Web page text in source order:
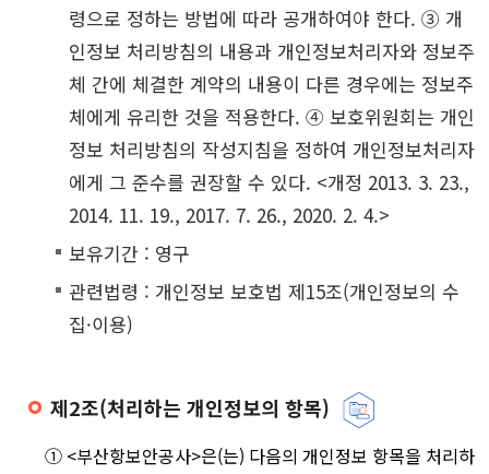
령으로 정하는 방법에 따라 공개하여야 한다. ③ 개
인정보 처리방침의 내용과 개인정보처리자와 정보주
체 간에 체결한 계약의 내용이 다른 경우에는 정보주
체에게 유리한 것을 적용한다. ④ 보호위원회는 개인
정보 처리방침의 작성지침을 정하여 개인정보처리자
에게 그 준수를 권장할 수 있다. <개정 2013. 3. 23.,
2014. 11. 19., 2017. 7. 26., 2020. 2. 4.>
보유기간 : 영구
관련법령 : 개인정보 보호법 제15조(개인정보의 수
집·이용)
제2조(처리하는 개인정보의 항목)
① <부산항보안공사>은(는) 다음의 개인정보 항목을 처리하